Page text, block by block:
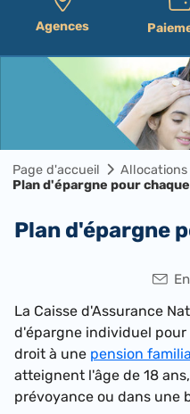
Agences
Page d'accueil
Plan d'épargne pour
Plan d'épargne
La Caisse d'Assurance
d'épargne individuel
droit à une pension
atteignent l'âge de 18
prévoyance ou dans une